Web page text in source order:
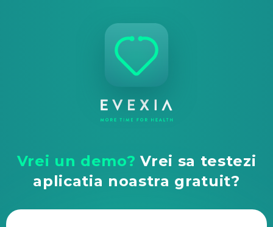
Vrei un demo? Vrei sa testezi
aplicatia noastra gratuit?